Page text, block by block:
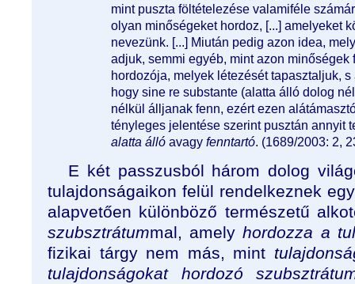
mint puszta föltételezése valamiféle
olyan minőségeket hordoz, [...] amelyeket
nevezünk. [...] Miután pedig azon idea,
adjuk, semmi egyéb, mint azon minőségek
hordozója, melyek létezését tapasztaljuk,
hogy sine re substante (alatta álló dolog
nélkül álljanak fenn, ezért ezen
tényleges jelentése szerint pusztán annyit
alatta álló avagy fenntartó. (1689/2003: 2,
E két passzusból három dolog
tulajdonságaikon felül rendelkeznek
alapvetően különböző természetű
szubsztrátummal, amelyhordozza a
fizikai tárgy nem más, mint
tulajdonságokat hordozó